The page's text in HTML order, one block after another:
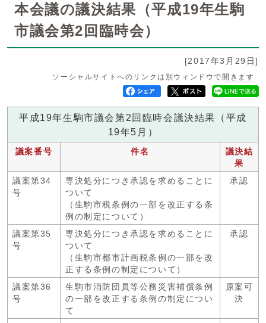
本会議の議決結果（平成19年生駒
市議会第2回臨時会）
[2017年3月29日]
ソーシャルサイトへのリンクは別ウィンドウで開きます
平成19年生駒市議会第2回臨時会議決結果（平成
19年5月）
議案番号 件名
議決結
果
議案第34
号
専決処分につき承認を求めることに
ついて
（生駒市税条例の一部を改正する条
例の制定について）
承認
議案第35
号
専決処分につき承認を求めることに
ついて
（生駒市都市計画税条例の一部を改
正する条例の制定について）
承認
議案第36
号
生駒市消防団員等公務災害補償条例
の一部を改正する条例の制定につい
て
原案可
決